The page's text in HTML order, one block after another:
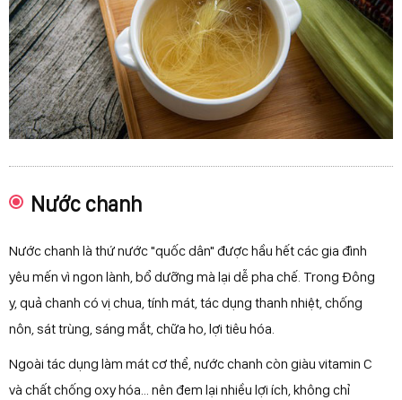
Nước chanh
Nước chanh là thứ nước "quốc dân" được hầu hết các gia đình
yêu mến vì ngon lành, bổ dưỡng mà lại dễ pha chế. Trong Đông
y, quả chanh có vị chua, tính mát, tác dụng thanh nhiệt, chống
nôn, sát trùng, sáng mắt, chữa ho, lợi tiêu hóa.
Ngoài tác dụng làm mát cơ thể, nước chanh còn giàu vitamin C
và chất chống oxy hóa... nên đem lại nhiều lợi ích, không chỉ